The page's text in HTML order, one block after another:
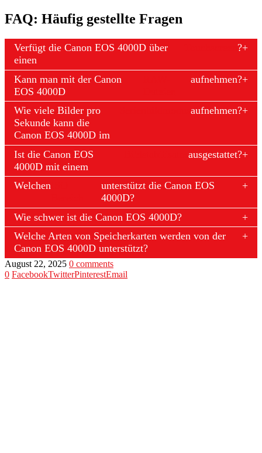
FAQ: Häufig gestellte Fragen
Verfügt die Canon EOS 4000D über
einen
?
Kann man mit der Canon
EOS 4000D
aufnehmen?
Wie viele Bilder pro
Sekunde kann die
Canon EOS 4000D im
aufnehmen?
Ist die Canon EOS
4000D mit einem
ausgestattet?
Welchen
unterstützt die Canon EOS
4000D?
Wie schwer ist die Canon EOS 4000D?
Welche Arten von Speicherkarten werden von der
Canon EOS 4000D unterstützt?
August 22, 2025 0 comments
0 FacebookTwitterPinterestEmail